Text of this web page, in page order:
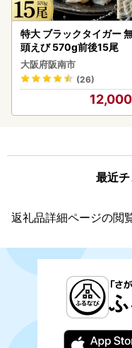
特大 ブラックタイガー
頭えび 570g前後15尾
大阪府阪南市
(26)
12,000
最近
返礼品詳細ページの閲